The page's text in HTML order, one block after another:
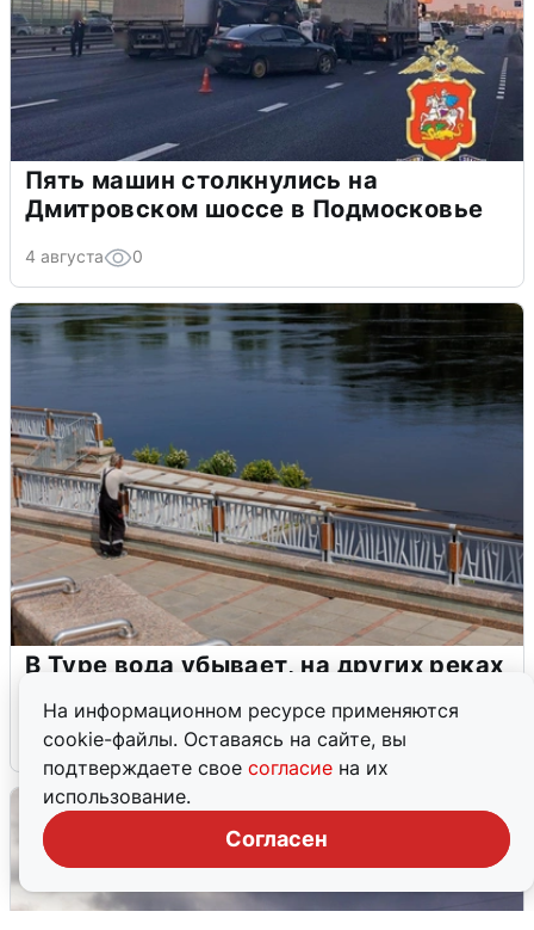
На информационном ресурсе применяются
cookie-файлы. Оставаясь на сайте, вы
подтверждаете свое согласие на их
использование.
Согласен
Пять машин столкнулись на
Дмитровском шоссе в Подмосковье
4 августа 0
В Туре вода убывает, на других реках
4 августа 0